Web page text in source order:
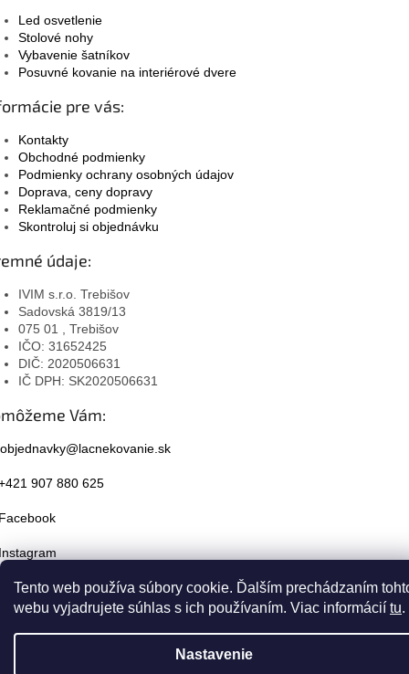
Tento web používa súbory cookie. Ďalším prechádzaním
webu vyjadrujete súhlas s ich používaním. Viac informácií tu.
Nastavenie
Led osvetlenie
Stolové nohy
Vybavenie šatníkov
Posuvné kovanie na interiérové dvere
pre vás:
Kontakty
Obchodné podmienky
Podmienky ochrany osobných údajov
Doprava, ceny dopravy
Reklamačné podmienky
Skontroluj si objednávku
údaje:
IVIM s.r.o. Trebišov
Sadovská 3819/13
075 01 , Trebišov
IČO: 31652425
DIČ: 2020506631
IČ DPH: SK2020506631
Vám:
objednavky@lacnekovanie.sk
907 880 625